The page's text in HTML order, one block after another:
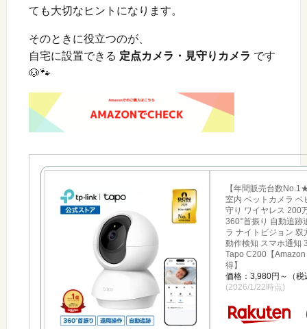
ても大切なヒントになります。
そのときに役立つのが、
自宅に設置できる 定点カメラ・見守りカメラ です
🐶🐾
【年間販売台数
室内 ペットカメラ ベ
守り ワイヤレス 200
360°首振り 自動追跡
ラ ナイトビジョン 双
動作検知 スマホ通知
Tapo C200【
得】
価格：3,980円～（税
(2026/1/22時点)